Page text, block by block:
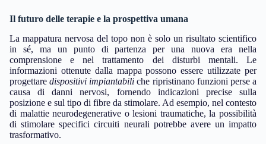
Il futuro delle terapie e la prospettiva umana
La mappatura nervosa del topo non è solo un risultato scientifico
in sé, ma un punto di partenza per una nuova era nella
comprensione e nel trattamento dei disturbi mentali. Le
informazioni ottenute dalla mappa possono essere utilizzate per
progettaredispositivi impiantabili che ripristinano funzioni perse a
causa di danni nervosi, fornendo indicazioni precise sulla
posizione e sul tipo di fibre da stimolare. Ad esempio, nel contesto
di malattie neurodegenerative o lesioni traumatiche, la possibilità
di stimolare specifici circuiti neurali potrebbe avere un impatto
trasformativo.